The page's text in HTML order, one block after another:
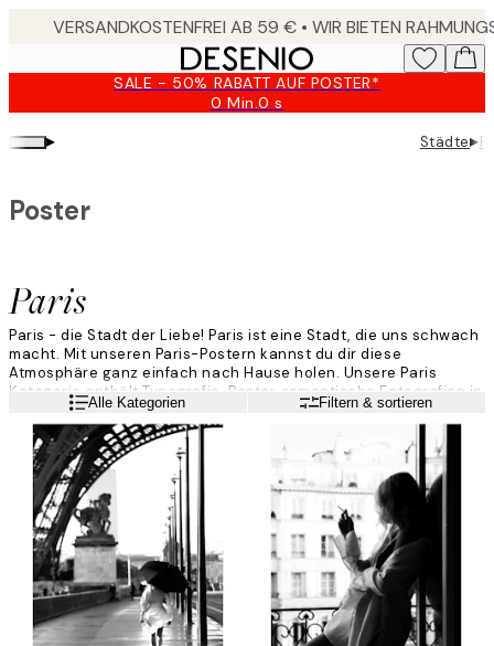
SALE - 50% RABATT AUF POSTER*
0 Min.0 s
Gültig
▸ Städte▸
Paris
Poster
Paris - die Stadt der Liebe! Paris ist eine Stadt, die uns schwach
macht. Mit unseren Paris-Postern kannst du dir diese
Atmosphäre ganz einfach nach Hause holen. Unsere Paris
Kategorie enthält Typografie-Poster, romantische Fotografien in
Farbe und Schwarz-Weiß sowie grafische Illustrationen, die die
schöne Architektur und bekannten Sehenswürdigkeiten von
Paris zeigen.
WeiterlesenAlle Kategorien Filtern & sortieren